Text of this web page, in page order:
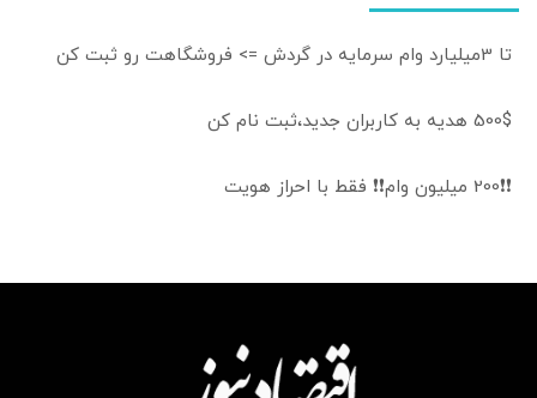
تا 3میلیارد وام سرمایه در گردش => فروشگاهت رو ثبت کن
500$ هدیه به کاربران جدید،ثبت نام کن
❗❗200 میلیون وام❗❗ فقط با احراز هویت